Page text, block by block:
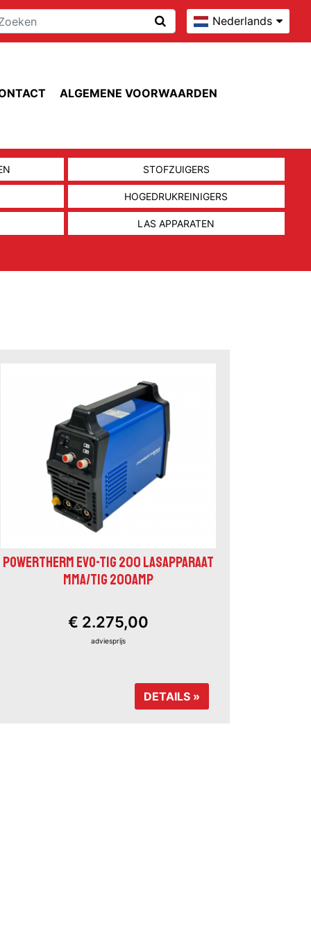
Nederlands
ALGEMENE VOORWAARDEN
STOFZUIGERS
HOGEDRUKREINIGERS
LAS APPARATEN
POWERTHERM EVO-TIG 200 LASAPPARAAT
MMA/TIG 200AMP
€ 2.275,00
adviesprijs
DETAILS »